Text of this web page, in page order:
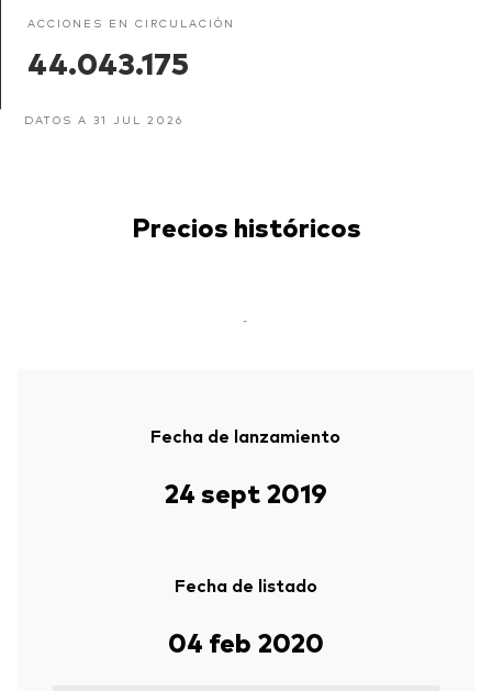
ACCIONES EN CIRCULACIÓN
44.043.175
DATOS A 31 JUL 2026
Precios históricos
-
Fecha de lanzamiento
24 sept 2019
Fecha de listado
04 feb 2020